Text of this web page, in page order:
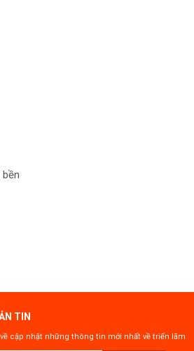
TIN
cập nhật những thông tin mới nhất về triển lãm